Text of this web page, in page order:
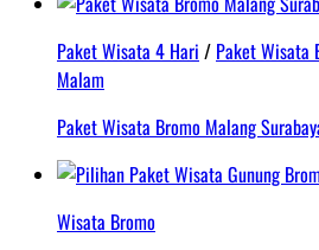
Paket Wisata 4 Hari / Paket Wisata
Malam
Paket Wisata Bromo Malang
Wisata Bromo